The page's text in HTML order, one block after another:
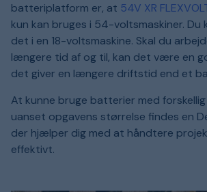
batteriplatform er, at 54V XR
kun kan bruges i 54-voltsmaskiner. Du
det i en 18-voltsmaskine. Skal du
længere tid af og til, kan det være en
det giver en længere driftstid end et
At kunne bruge batterier med
uanset opgavens størrelse findes en
der hjælper dig med at håndtere
effektivt.